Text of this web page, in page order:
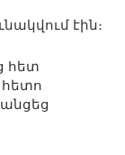
էին։
հետ
հետո